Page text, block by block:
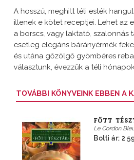
A hosszú, meghitt téli esték
illenek e kötet receptjei. Lehet az
a borscs, vagy laktató, szalonnás
esetleg elegáns bárányérmék
és utána gőzölgő gyömbéres
választunk, évezzük a téli
TOVÁBBI KÖNYVEINK EBBEN A
FŐTT
Le Cordon
Bolti ár: 2